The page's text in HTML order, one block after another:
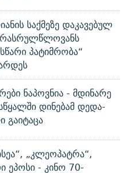
საქმეზე დაკავებულ
პატიმრობა“
ნაპოვნია - მდინარე
დინებამ დედა-
გაიტაცა
„კლეოპატრა“,
ეპოსი - კინო 70-